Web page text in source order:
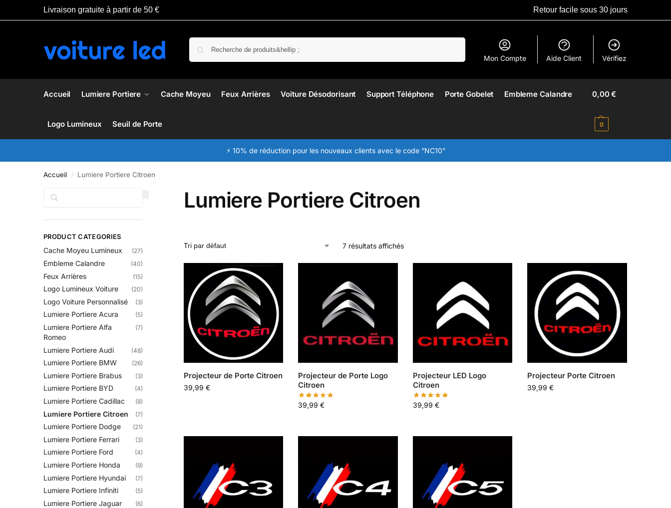
Livraison gratuite à partir de 50 € Retour facile sous 30 jours
Mon Compte Aide Client Vérifiez
Accueil Lumiere Portiere Cache Moyeu Feux Arrières Voiture Désodorisant Support Téléphone Porte Gobelet Embleme Calandre​
Logo Lumineux Seuil de Porte
0,00€
0
⚡ 10% de réduction pour les nouveaux clients avec le code “NC10”
Accueil / Lumiere Portiere Citroen
Lumiere Portiere Citroen
7 résultats affichés
Projecteur de Porte Citroen
39,99 €
Projecteur de Porte Logo
Citroen
39,99€
Projecteur LED Logo
Citroen
39,99 €
Projecteur Porte Citroen
39,99€
PRODUCT CATEGORIES
Cache Moyeu Lumineux (27)
Embleme Calandre​ (40)
Feux Arrières (15)
Logo Lumineux Voiture (20)
Logo Voiture Personnalisé (3)
Lumiere Portiere Acura (5)
Lumiere Portiere Alfa
Romeo
(7)
Lumiere Portiere Audi (48)
Lumiere Portiere BMW (26)
Lumiere Portiere Brabus (3)
Lumiere Portiere BYD (4)
Lumiere Portiere Cadillac (8)
Lumiere Portiere Citroen (7)
Lumiere Portiere Dodge (21)
Lumiere Portiere Ferrari (3)
Lumiere Portiere Ford (4)
Lumiere Portiere Honda (9)
Lumiere Portiere Hyundai (7)
Lumiere Portiere Infiniti (5)
Lumiere Portiere Jaguar (6)